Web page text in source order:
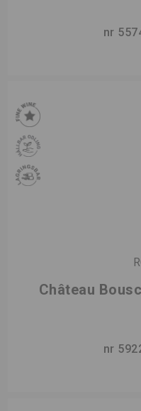
nr
Château
nr